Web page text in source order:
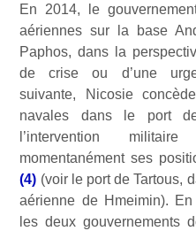
En 2014, le
aériennes sur la base
Paphos, dans la
de crise ou d’une
suivante, Nicosie
navales dans le port
l’intervention
momentanément ses
(4) (voir le port de Tartous,
aérienne de Hmeimin).
les deux gouvernements